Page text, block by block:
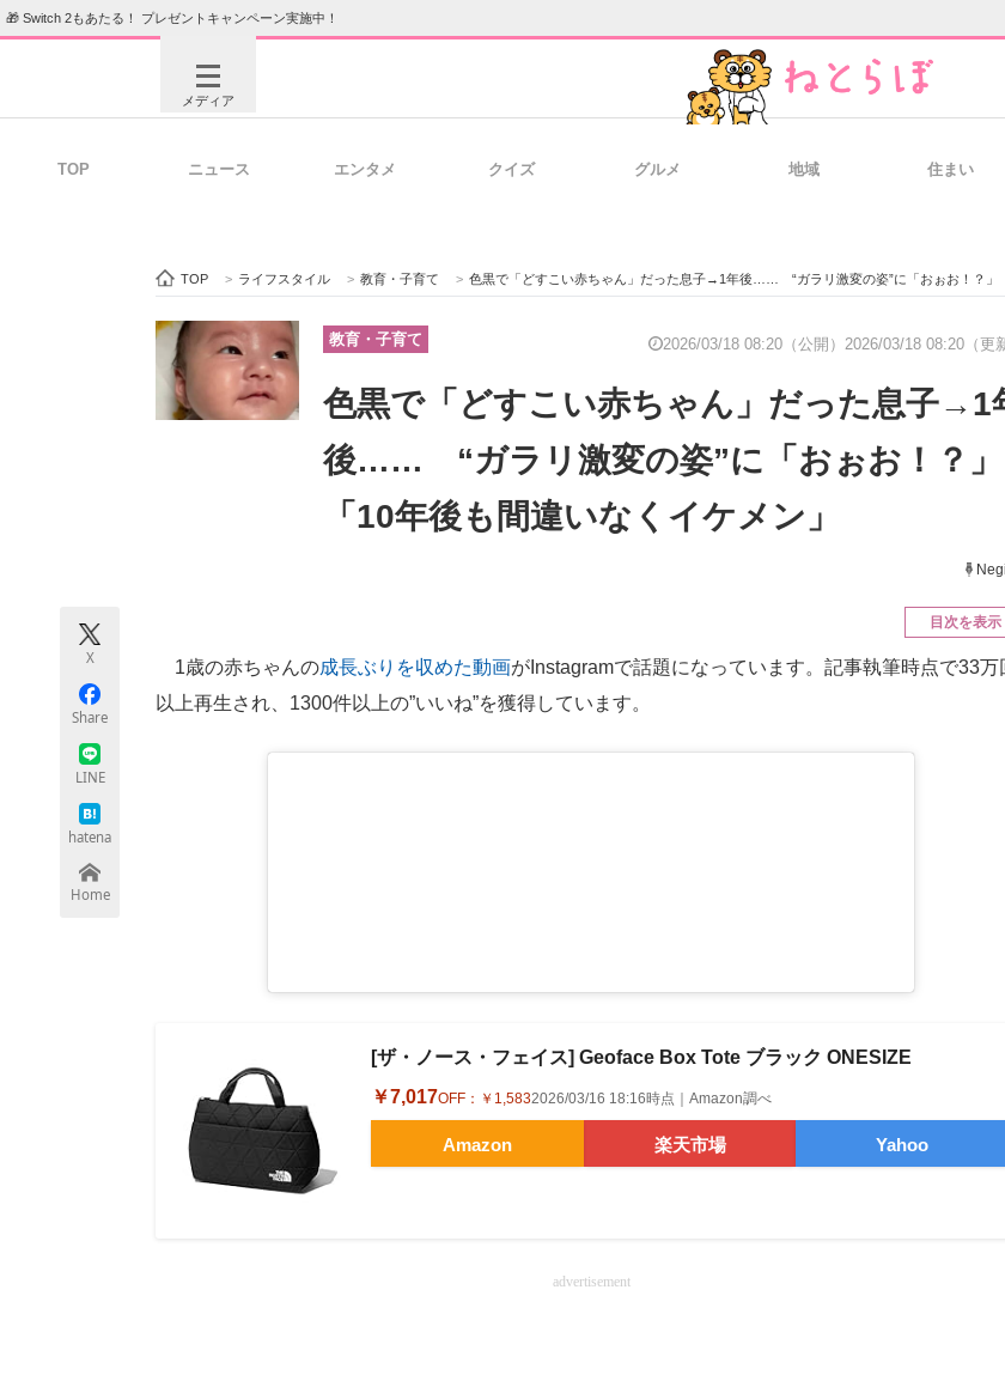
🎁 Switch 2もあたる！ プレゼントキャンペーン実施中！
メディア
ビジネスと働き方のヒント 経
ITエンジニア向け専門サイト 企業向けIT製品の総合サイト 製
エ
ちょっと気になるネットの話題
TOP ニュース エンタメ クイズ グルメ 地域 住まい
TOP > ライフスタイル > 教育・子育て > 色黒で「どすこい赤ちゃん」だった息子→1年後…… “ガラリ激変の姿”に「おぉお！？」「10年後も間違いなくイケメン
教育・子育て 2026/03/18 08:20（公開） 2026/03/18 08:20（更
色黒で「どすこい赤ちゃん」だった息子→1
後…… “ガラリ激変の姿”に「おぉお！？」
「10年後も間違いなくイケメン」
X
Share
LINE
hatena
Home
目次を表示
1歳の赤ちゃんの成長ぶりを収めた動画がInstagramで話題になっています。記事執筆時点で33万
以上再生され、1300件以上の”いいね”を獲得しています。
[ザ・ノース・フェイス] Geoface Box Tote ブラック ONESIZE
￥7,017OFF： ￥1,5832026/03/16 18:16時点｜Amazon調べ
Amazon 楽天市場 Yahoo
advertisement